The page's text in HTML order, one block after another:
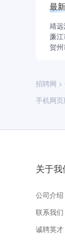
最
靖
廉
贺
招聘网 >
手机网页
关于我
公司介绍
联系我们
诚聘英才